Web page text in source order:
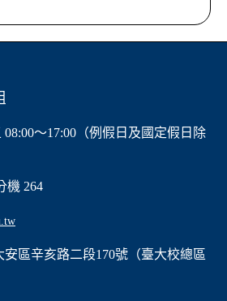
～17:00（例假日及國定假日除
機 264
安區辛亥路二段170號（臺大校總區